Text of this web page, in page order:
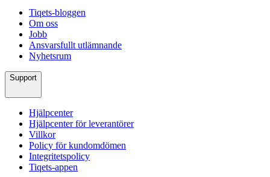
Tiqets-bloggen
Om oss
Jobb
Ansvarsfullt utlämnande
Nyhetsrum
Support
Hjälpcenter
Hjälpcenter för leverantörer
Villkor
Policy för kundomdömen
Integritetspolicy
Tiqets-appen